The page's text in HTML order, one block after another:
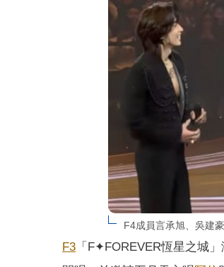
F4成員言承旭、吳建
F3 「F✦FOREVER恆星之城